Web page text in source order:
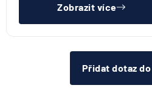
Zobrazit více
Přidat dotaz